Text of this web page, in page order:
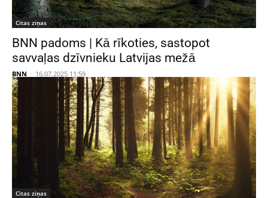
Citas ziņas
BNN padoms | Kā rīkoties, sastopot
savvaļas dzīvnieku Latvijas mežā
BNN - 16.07.2025 11:59
Citas ziņas